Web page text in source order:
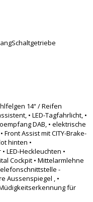
14“ / Reifen
• LED-Tagfahrlicht, •
DAB, • elektrische
Front Assist mit CITY-Brake-
hinten •
LED-Heckleuchten •
Cockpit • Mittelarmlehne
-
Aussenspiegel , •
für